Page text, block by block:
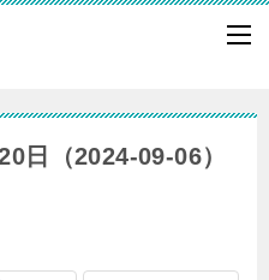
日（2024-09-06）